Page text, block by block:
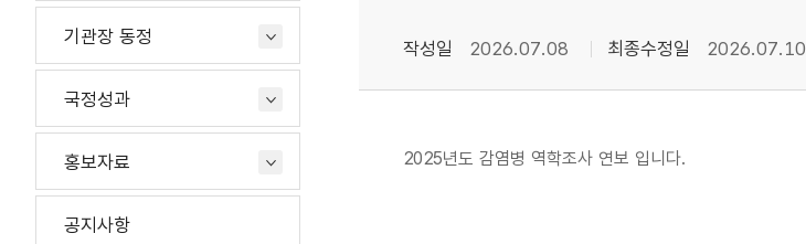
기관장 동정
국정성과
홍보자료
공지사항
작성일 2026.07.08 최종수정일 2026.07.10
2025년도 감염병 역학조사 연보 입니다.